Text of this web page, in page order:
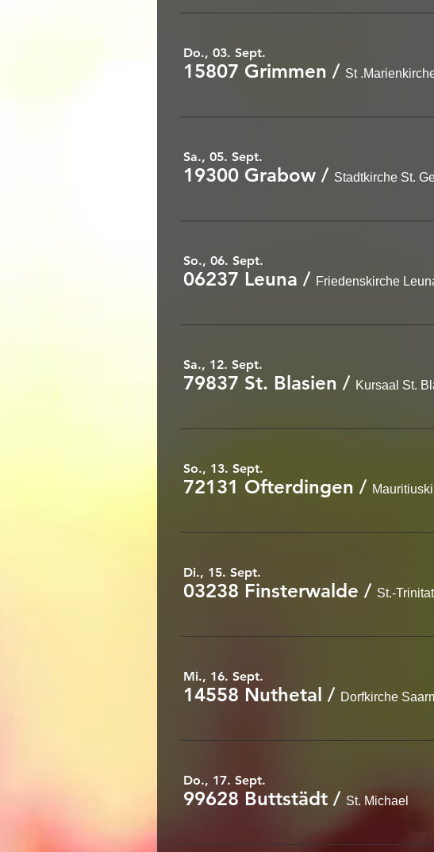
Do., 03. Sept.
15807 Grimmen / St
Sa., 05. Sept.
19300 Grabow / Stadtkirche St.
So., 06. Sept.
06237 Leuna / Friedenskirche
Sa., 12. Sept.
79837 St. Blasien / Kursaal St.
So., 13. Sept.
72131 Ofterdingen /
Di., 15. Sept.
03238 Finsterwalde / St.-
Mi., 16. Sept.
14558 Nuthetal / Dorfkirche
Do., 17. Sept.
99628 Buttstädt / St. Michael